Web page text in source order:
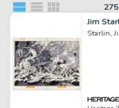
275
Starlin,